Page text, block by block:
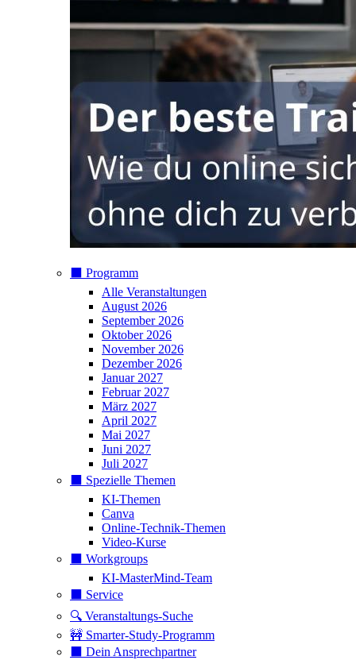
⬛️ Programm
Alle Veranstaltungen
August 2026
September 2026
Oktober 2026
November 2026
Dezember 2026
Januar 2027
Februar 2027
März 2027
April 2027
Mai 2027
Juni 2027
Juli 2027
⬛️ Spezielle Themen
KI-Themen
Canva
Online-Technik-Themen
Video-Kurse
⬛️ Workgroups
KI-MasterMind-Team
⬛️ Service
🔍 Veranstaltungs-Suche
🚧 Smarter-Study-Programm
⬛️ Dein Ansprechpartner